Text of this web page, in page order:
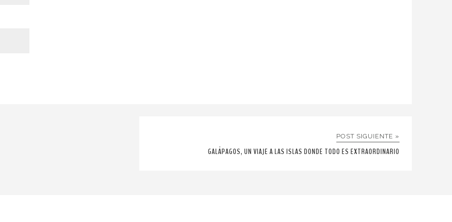
POST SIGUIENTE »
GALÁPAGOS, UN VIAJE A LAS ISLAS DONDE TODO ES EXTRAORDINARIO